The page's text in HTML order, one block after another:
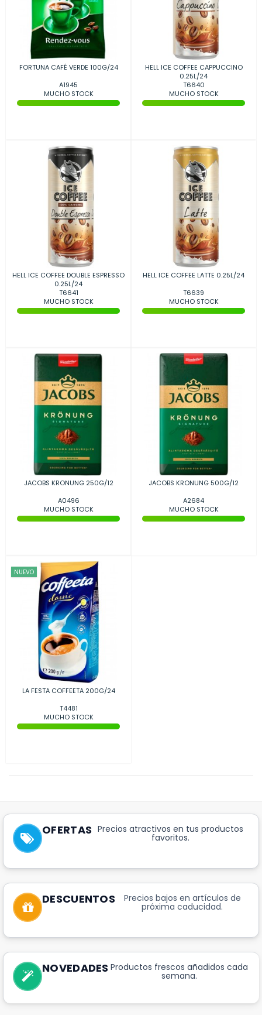
FORTUNA CAFÉ VERDE 100G/24
A1945
MUCHO STOCK
HELL ICE COFFEE CAPPUCCINO
0.25L/24
T6640
MUCHO STOCK
HELL ICE COFFEE DOUBLE ESPRESSO
0.25L/24
T6641
MUCHO STOCK
HELL ICE COFFEE LATTE 0.25L/24
T6639
MUCHO STOCK
JACOBS KRONUNG 250G/12
A0496
MUCHO STOCK
JACOBS KRONUNG 500G/12
A2684
MUCHO STOCK
NUEVO
LA FESTA COFFEETA 200G/24
T4481
MUCHO STOCK
OFERTAS Precios atractivos en tus productos
favoritos.
DESCUENTOS Precios bajos en artículos de
próxima caducidad.
NOVEDADES Productos frescos añadidos cada
semana.